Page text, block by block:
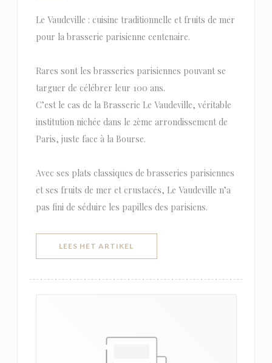
Le Vaudeville : cuisine traditionnelle et fruits de mer
pour la brasserie parisienne centenaire.
Rares sont les brasseries parisiennes pouvant se
targuer de célébrer leur 100 ans.
C’est le cas de la Brasserie Le Vaudeville, véritable
institution nichée dans le 2ème arrondissement de
Paris, juste face à la Bourse.
Avec ses plats classiques de brasseries parisiennes
et ses fruits de mer et crustacés, Le Vaudeville n’a
pas fini de séduire les papilles des parisiens.
LEES HET ARTIKEL